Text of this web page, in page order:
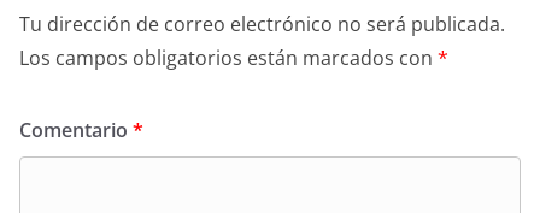
Tu dirección de correo electrónico no será publicada.
Los campos obligatorios están marcados con *
Comentario *